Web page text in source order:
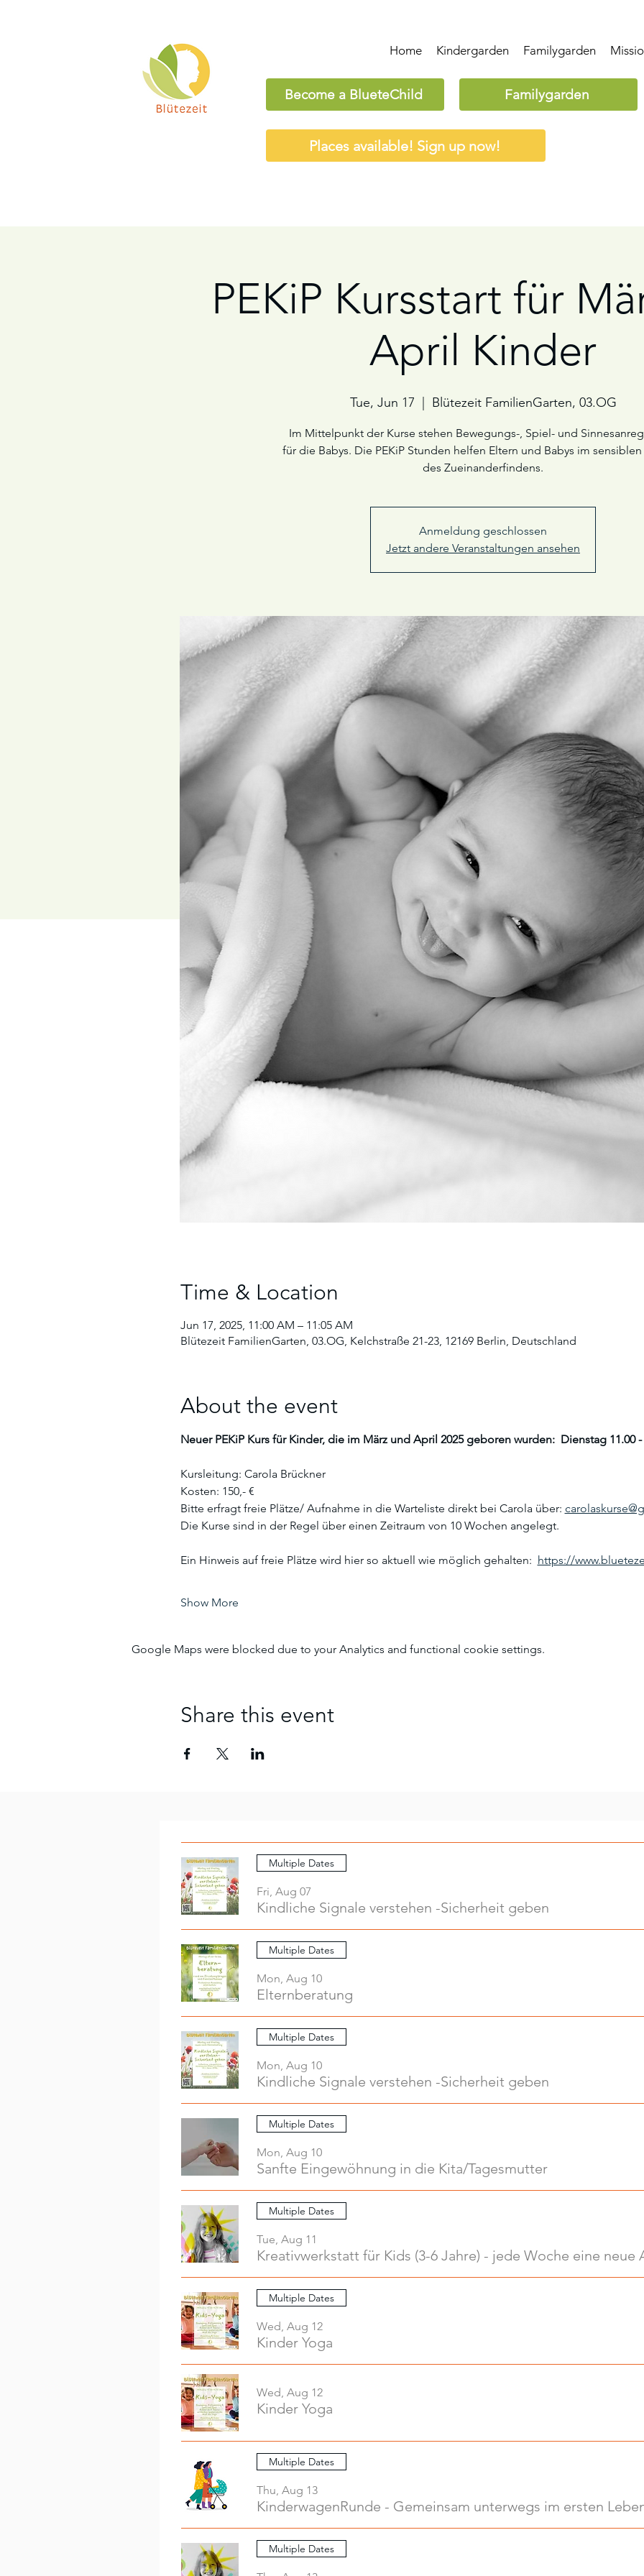
Home Kindergarden Familygarden
Become a BlueteChild Familygarden
Places available! Sign up now!
PEKiP Kursstart für
April Kinder
Tue, Jun 17 Blütezeit FamilienGarten, 03.OG
Im Mittelpunkt der Kurse stehen Bewegungs-, Spiel- und
für die Babys. Die PEKiP Stunden helfen Eltern und Babys im sensiblen
des Zueinanderfindens.
Anmeldung geschlossen
Jetzt andere Veranstaltungen ansehen
Time & Location
Jun 17, 2025, 11:00 AM – 11:05 AM
Blütezeit FamilienGarten, 03.OG, Kelchstraße 21-23, 12169 Berlin, Deutschland
About the event
Neuer PEKiP Kurs für Kinder, die im März und April 2025 geboren wurden:  Dienstag 11.00 -
Kursleitung: Carola Brückner
Kosten: 150,- €
Bitte erfragt freie Plätze/ Aufnahme in die Warteliste direkt bei Carola über:
Die Kurse sind in der Regel über einen Zeitraum von 10 Wochen angelegt.
Ein Hinweis auf freie Plätze wird hier so aktuell wie möglich gehalten: https://
Show More
Google Maps were blocked due to your Analytics and functional cookie settings.
Share this event
Multiple Dates
Fri, Aug 07
Kindliche Signale verstehen -Sicherheit geben
Multiple Dates
Mon, Aug 10
Elternberatung
Multiple Dates
Mon, Aug 10
Kindliche Signale verstehen -Sicherheit geben
Multiple Dates
Mon, Aug 10
Sanfte Eingewöhnung in die Kita/Tagesmutter
Multiple Dates
Tue, Aug 11
Multiple Dates
Wed, Aug 12
Kinder Yoga
Wed, Aug 12
Kinder Yoga
Multiple Dates
Thu, Aug 13
KinderwagenRunde - Gemeinsam unterwegs im ersten
Multiple Dates